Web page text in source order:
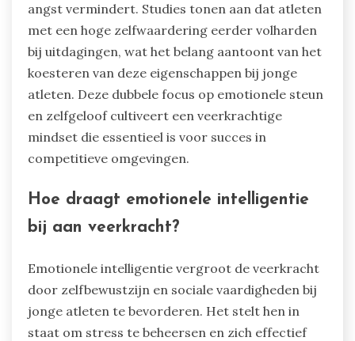
angst vermindert. Studies tonen aan dat atleten
met een hoge zelfwaardering eerder volharden
bij uitdagingen, wat het belang aantoont van het
koesteren van deze eigenschappen bij jonge
atleten. Deze dubbele focus op emotionele steun
en zelfgeloof cultiveert een veerkrachtige
mindset die essentieel is voor succes in
competitieve omgevingen.
Hoe draagt emotionele intelligentie
bij aan veerkracht?
Emotionele intelligentie vergroot de veerkracht
door zelfbewustzijn en sociale vaardigheden bij
jonge atleten te bevorderen. Het stelt hen in
staat om stress te beheersen en zich effectief